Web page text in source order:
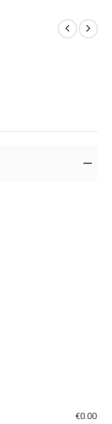
€0.00